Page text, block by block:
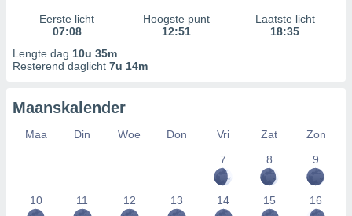
Eerste licht
07:08
Hoogste punt
12:51
Laatste licht
18:35
Lengte dag 10u 35m
Resterend daglicht 7u 14m
Maanskalender
Maa Din Woe Don Vri Zat
Zon
7
8 9
10 11 12 13 14 15 16